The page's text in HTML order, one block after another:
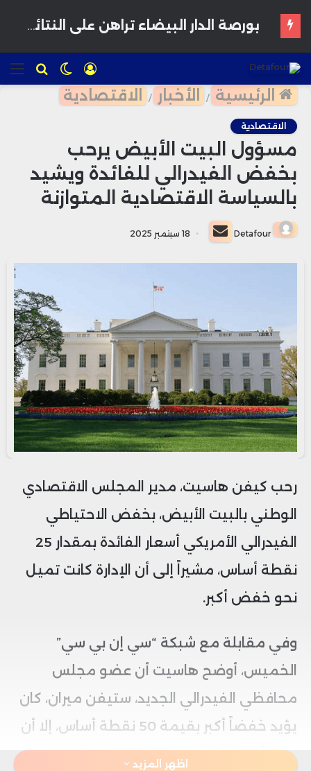
للبحث الوضع
المظلم
تسجيل
الدخول
الرئيسية / الأخبار / الاقتصادية
الاقتصادية
مسؤول البيت الأبيض يرحب
بخفض الفيدرالي للفائدة ويشيد
بالسياسة الاقتصادية المتوازنة
Detafour
أرسل
بريدا
إلكترونيا
18 سبتمبر 2025
رحب كيفن هاسيت، مدير المجلس الاقتصادي
الوطني بالبيت الأبيض، بخفض الاحتياطي
الفيدرالي الأمريكي أسعار الفائدة بمقدار 25
نقطة أساس، مشيراً إلى أن الإدارة كانت تميل
نحو خفض أكبر.
وفي مقابلة مع شبكة “سي إن بي سي”
الخميس، أوضح هاسيت أن عضو مجلس
محافظي الفيدرالي الجديد، ستيفن ميران، كان
يؤيد خفضاً أكبر بقيمة 50 نقطة أساس، إلا أن
بقية أعضاء اللجنة فضلوا التوجه نحو خفض
اظهر المزيد